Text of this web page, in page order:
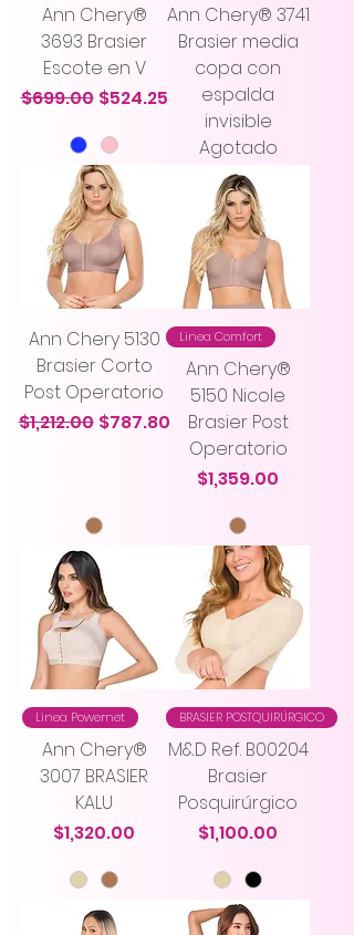
Ann Chery®
3693 Brasier
Escote en V
Precio
$699.00 Precio de oferta
$524.25
Ann Chery® 3741
Brasier media
copa con
espalda
invisible
Agotado
Ann Chery 5130
Brasier Corto
Post Operatorio
Precio
$1,212.00 Precio de oferta
$787.80
Linea Comfort
Ann Chery®
5150 Nicole
Brasier Post
Operatorio
Precio
$1,359.00
Linea Powernet
Ann Chery®
3007 BRASIER
KALU
Precio
$1,320.00
BRASIER POSTQUIRÚRGICO
M&D Ref. B00204
Brasier
Posquirúrgico
Precio
$1,100.00